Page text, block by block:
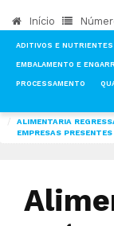
Início
ADITIVOS E NUTRIENTES
EMBALAMENTO E
PROCESSAMENTO
ALIMENTARIA
EMPRESAS PRESENTES